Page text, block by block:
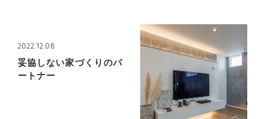
2022.12.08
妥協しない家づくりのパ
ートナー